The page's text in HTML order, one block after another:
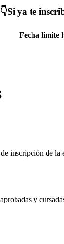
👇Si ya te
Fecha limite
inscripción de la
y